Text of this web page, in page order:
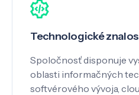
Technologické
Spoločnosť disponuje
oblasti informačných
softvérového vývoja,